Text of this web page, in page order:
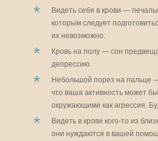
Видеть себя в крови —
которым следует
их невозможно.
Кровь на полу — сон
депрессию.
Небольшой порез на пальце
что ваша активность может
окружающими как агрессия.
Видеть в крови кого-то из
они нуждаются в вашей